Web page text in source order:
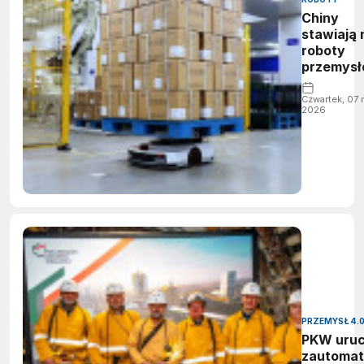
Chiny
stawiają
roboty
przez AI
nowym
Czwartek, 07
2026
PRZEMYSŁ 4.0
PKW